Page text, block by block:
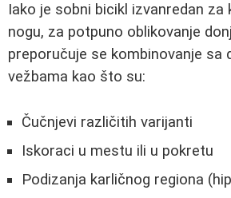
Iako je sobni bicikl izvanredan za
nogu, za potpuno oblikovanje
preporučuje se kombinovanje sa
vežbama kao što su:
Čučnjevi različitih varijanti
Iskoraci u mestu ili u pokretu
Podizanja karličnog regiona